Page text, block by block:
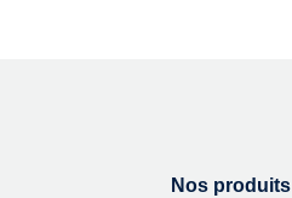
Nos produits